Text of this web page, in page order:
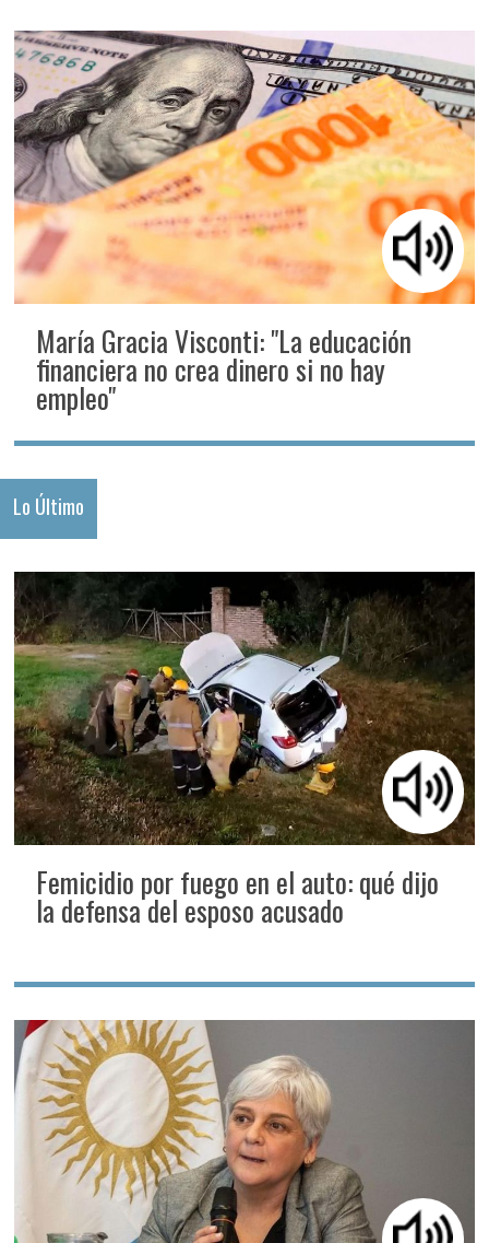
María Gracia Visconti: "La educación
financiera no crea dinero si no hay
empleo"
Lo Último
Femicidio por fuego en el auto: qué dijo
la defensa del esposo acusado